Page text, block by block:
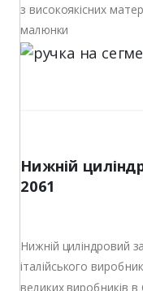
з високоякісних
малюнки
Нижній
2061
Нижній циліндровий
італійського
великих виробників в